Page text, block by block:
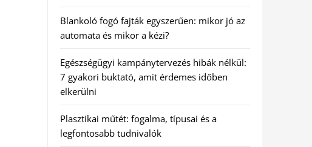
Blankoló fogó fajták egyszerűen: mikor jó az
automata és mikor a kézi?
Egészségügyi kampánytervezés hibák nélkül:
7 gyakori buktató, amit érdemes időben
elkerülni
Plasztikai műtét: fogalma, típusai és a
legfontosabb tudnivalók